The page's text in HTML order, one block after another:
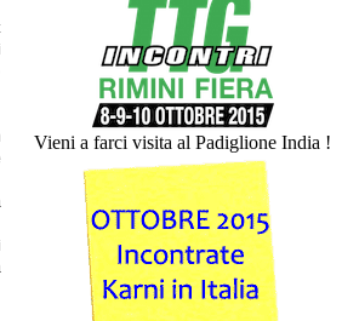
Vieni a farci visita al Padiglione India !